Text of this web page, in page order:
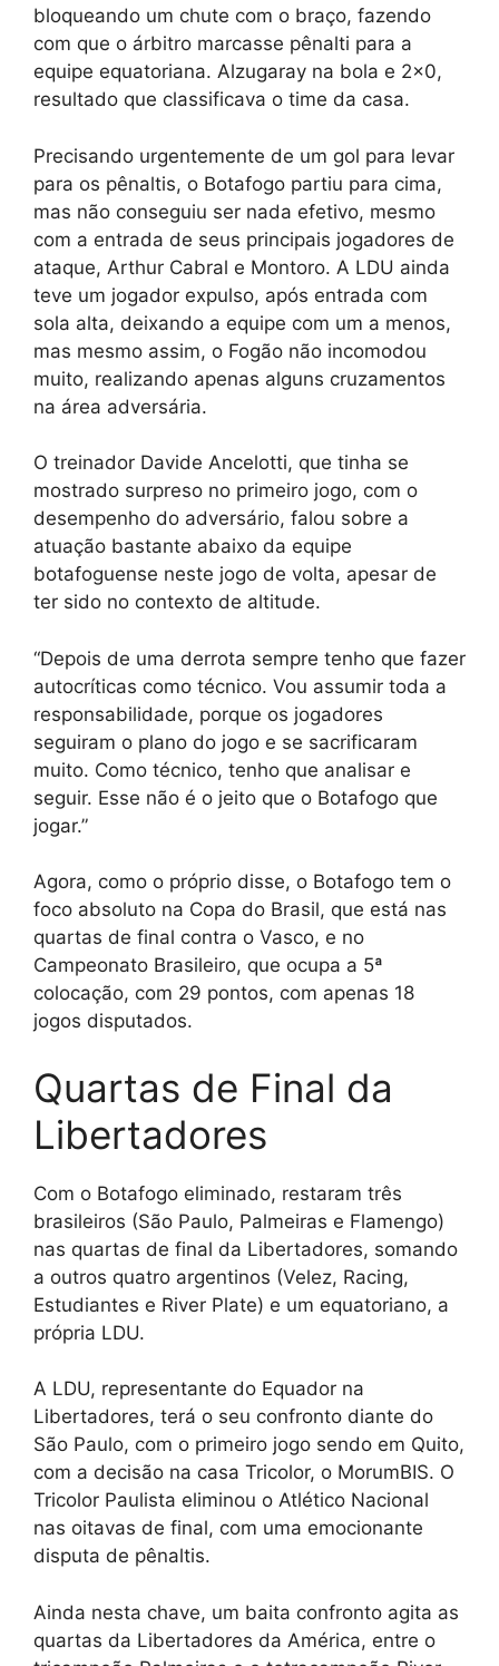
bloqueando um chute com o braço, fazendo
com que o árbitro marcasse pênalti para a
equipe equatoriana. Alzugaray na bola e 2×0,
resultado que classificava o time da casa.
Precisando urgentemente de um gol para levar
para os pênaltis, o Botafogo partiu para cima,
mas não conseguiu ser nada efetivo, mesmo
com a entrada de seus principais jogadores de
ataque, Arthur Cabral e Montoro. A LDU ainda
teve um jogador expulso, após entrada com
sola alta, deixando a equipe com um a menos,
mas mesmo assim, o Fogão não incomodou
muito, realizando apenas alguns cruzamentos
na área adversária.
O treinador Davide Ancelotti, que tinha se
mostrado surpreso no primeiro jogo, com o
desempenho do adversário, falou sobre a
atuação bastante abaixo da equipe
botafoguense neste jogo de volta, apesar de
ter sido no contexto de altitude.
“Depois de uma derrota sempre tenho que fazer
autocríticas como técnico. Vou assumir toda a
responsabilidade, porque os jogadores
seguiram o plano do jogo e se sacrificaram
muito. Como técnico, tenho que analisar e
seguir. Esse não é o jeito que o Botafogo que
jogar.”
Agora, como o próprio disse, o Botafogo tem o
foco absoluto na Copa do Brasil, que está nas
quartas de final contra o Vasco, e no
Campeonato Brasileiro, que ocupa a 5ª
colocação, com 29 pontos, com apenas 18
jogos disputados.
Quartas de Final da
Libertadores
Com o Botafogo eliminado, restaram três
brasileiros (São Paulo, Palmeiras e Flamengo)
nas quartas de final da Libertadores, somando
a outros quatro argentinos (Velez, Racing,
Estudiantes e River Plate) e um equatoriano, a
própria LDU.
A LDU, representante do Equador na
Libertadores, terá o seu confronto diante do
São Paulo, com o primeiro jogo sendo em Quito,
com a decisão na casa Tricolor, o MorumBIS. O
Tricolor Paulista eliminou o Atlético Nacional
nas oitavas de final, com uma emocionante
disputa de pênaltis.
Ainda nesta chave, um baita confronto agita as
quartas da Libertadores da América, entre o